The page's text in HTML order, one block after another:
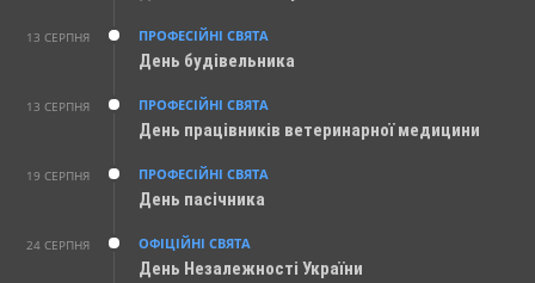
13 СЕРПНЯ ПРОФЕСІЙНІ СВЯТА
День будівельника
13 СЕРПНЯ ПРОФЕСІЙНІ СВЯТА
День працівників ветеринарної медицини
19 СЕРПНЯ ПРОФЕСІЙНІ СВЯТА
День пасічника
24 СЕРПНЯ ОФІЦІЙНІ СВЯТА
День Незалежності України